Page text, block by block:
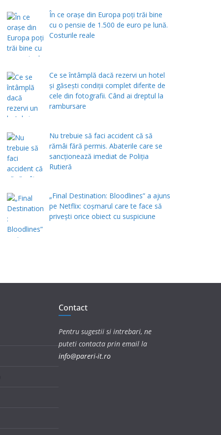
În ce orașe din Europa poți trăi bine
cu o pensie de 1.500 de euro pe lună.
Costurile reale
Ce se întâmplă dacă rezervi un hotel
și găsești condiții complet diferite de
cele din fotografii. Când ai dreptul la
rambursare
Nu trebuie să faci accident că să
rămâi fără permis. Abaterile care se
sancționează imediat de Poliţia
Rutieră
„Final Destination: Bloodlines” a ajuns
pe Netflix: coșmarul care te face să
privești orice obiect cu suspiciune
Contact
Pentru sugestii si intrebari, ne
puteti contacta prin email la
info@pareri-it.ro